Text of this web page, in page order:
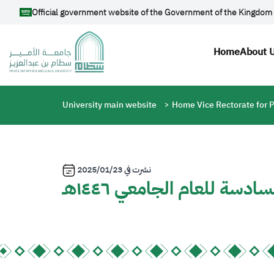
Skip to main content
Official government website of the Government of the Kingdom
Main
HomeAbout
Breadcrumb
University main website Home Vice Rectorate for
نشرت في2025/01/23
للعام الجامعي ١٤٤٦هـ